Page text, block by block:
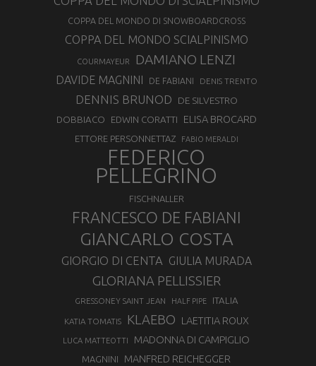
COPPA DEL MONDO DI SNOWBOARDCROSS
COPPA DEL MONDO SCIALPINISMO
COURMAYEUR DAMIANO LENZI
DAVIDE MAGNINI DE FABIANI DENIS TRENTO
DENNIS BRUNOD DE SILVESTRO
DOBBIACO EDWIN CORATTI ELISA BROCARD
ETTORE PERSONNETTAZ FABIO MERALDI
FEDERICO
PELLEGRINO
FISCHNALLER
FRANCESCO DE FABIANI
GIANCARLO COSTA
GIORGIO DI CENTA GIULIA MURADA
GLORIANA PELLISSIER
GRESSONEY SAINT JEAN HALF PIPE ITALIA
KATIA TOMATIS KLAEBO LAETITIA ROUX
LUCA MATTEOTTI MADONNA DI CAMPIGLIO
MAGNINI MANFRED REICHEGGER